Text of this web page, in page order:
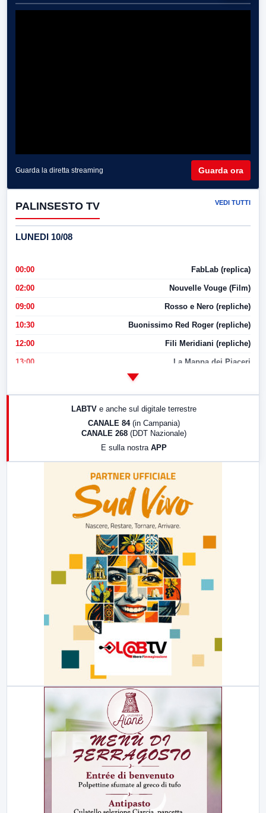
Guarda la diretta streaming Guarda ora
PALINSESTO TV VEDI TUTTI
LUNEDI 10/08
00:00 FabLab (replica)
02:00 Nouvelle Vouge (Film)
09:00 Rosso e Nero (repliche)
10:30 Buonissimo Red Roger (repliche)
12:00 Fili Meridiani (repliche)
13:00 La Mappa dei Piaceri
LABTV e anche sul digitale terrestre
CANALE 84 (in Campania)
CANALE 268 (DDT Nazionale)
E sulla nostra APP